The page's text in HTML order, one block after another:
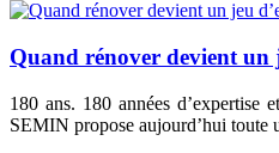
Quand rénover devient un
180 ans. 180 années d’expertise
SEMIN propose aujourd’hui toute